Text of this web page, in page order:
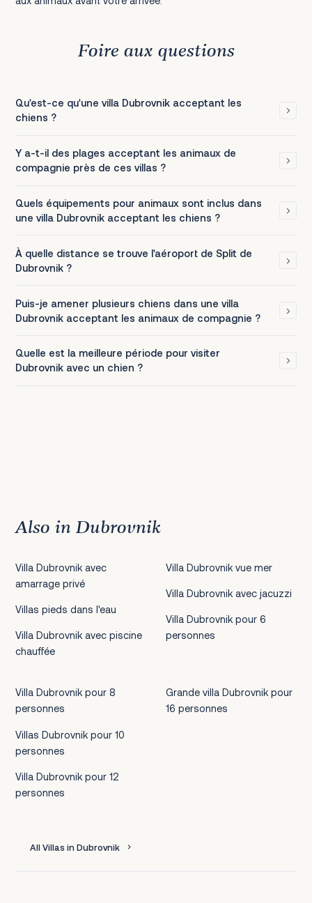
Foire aux questions
Qu'est-ce qu'une villa Dubrovnik acceptant les
chiens ?
Y a-t-il des plages acceptant les animaux de
compagnie près de ces villas ?
Quels équipements pour animaux sont inclus dans
une villa Dubrovnik acceptant les chiens ?
À quelle distance se trouve l'aéroport de Split de
Dubrovnik ?
Puis-je amener plusieurs chiens dans une villa
Dubrovnik acceptant les animaux de compagnie ?
Quelle est la meilleure période pour visiter
Dubrovnik avec un chien ?
Also in Dubrovnik
Villa Dubrovnik avec
amarrage privé
Villas pieds dans l'eau
Villa Dubrovnik avec piscine
chauffée
Villa Dubrovnik vue mer
Villa Dubrovnik avec jacuzzi
Villa Dubrovnik pour 6
personnes
Villa Dubrovnik pour 8
personnes
Villas Dubrovnik pour 10
personnes
Villa Dubrovnik pour 12
personnes
Grande villa Dubrovnik pour
16 personnes
All Villas in Dubrovnik